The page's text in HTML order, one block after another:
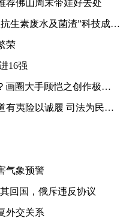
荐佛山周末带娃好去处
及菌渣”科技成果通过专家鉴定
荣
16强
手顾恺之创作极致东方美学
险以诚履 司法为民惟担当
气象预警
回国，俄斥违反协议
外交关系